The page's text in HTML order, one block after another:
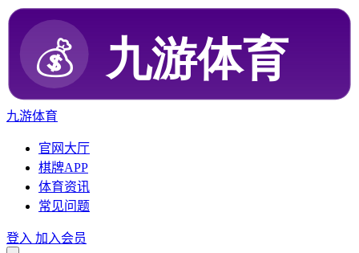
九游体育
官网大厅
棋牌APP
体育资讯
常见问题
登入 加入会员